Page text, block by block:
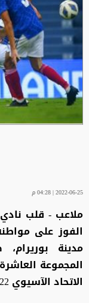
2022-06-25 | 04:28 م
ملاعب - قلب
مدينة
المجموعة
الاتحاد الآسيوي 2022.